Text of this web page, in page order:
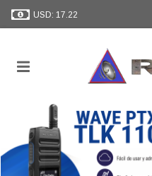
USD: 17.22